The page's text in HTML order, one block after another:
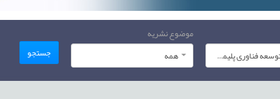
پژوهش و توسعه فناوری پلیمر ایران
موضوع نشریه
همه
جستجو